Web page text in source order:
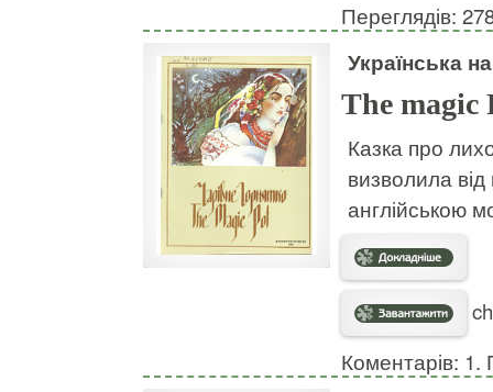
Переглядів:
Українська
The magic
Казка про
визволила від
англійською
Коментарів: 1.